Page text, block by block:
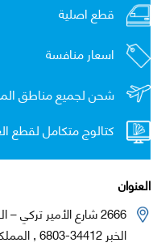
قطع اصلية
اسعار منافسة
شحن لجميع مناطق
كتالوج متكامل لقطع
العنوان
2666 شارع الأمير تركي – الكورنيش , وحدة رقم 102
الخبر 34412-6803 , المملكة العربية السعودية